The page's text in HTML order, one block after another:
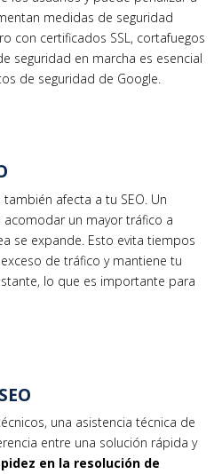
medidas de seguridad
con certificados SSL, cortafuegos
seguridad en marcha es esencial
de seguridad de Google.
afecta a tu SEO. Un
un mayor tráfico a
se expande. Esto evita tiempos
de tráfico y mantiene tu
lo que es importante para
una asistencia técnica de
entre una solución rápida y
en la resolución de